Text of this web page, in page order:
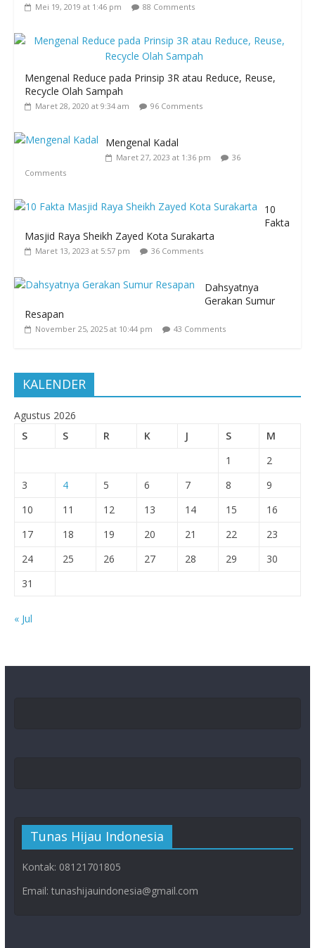
Mei 19, 2019 at 1:46 pm 88 Comments
Mengenal Reduce pada Prinsip 3R atau Reduce, Reuse,
Recycle Olah Sampah
Maret 28, 2020 at 9:34 am 96 Comments
Mengenal Kadal
Maret 27, 2023 at 1:36 pm
36
Comments
10
Fakta
Masjid Raya Sheikh Zayed Kota Surakarta
Maret 13, 2023 at 5:57 pm 36 Comments
Dahsyatnya
Gerakan Sumur
Resapan
November 25, 2025 at 10:44 pm 43 Comments
KALENDER
Agustus 2026
S
S R K J S
M
1
2
3
4 5 6 7 8
9
10
11 12 13 14 15
16
17
18 19 20 21 22
23
24
25 26 27 28 29
30
31
« Jul
Tunas Hijau Indonesia
Kontak: 08121701805
Email: tunashijauindonesia@gmail.com